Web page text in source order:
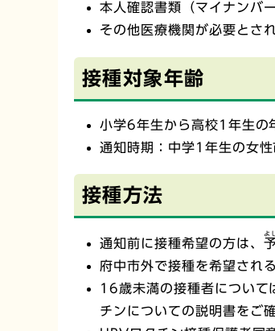
本人確認書類（マイナンバ
その他医療機関が必要とさ
接種対象年齢
小学6年生から高校1年生の
通知時期：中学1年生の女
接種方法
通知前に接種希望の方は、
よ
府中市外で接種を希望される
16歳未満の接種者について
チンについての説明書をご